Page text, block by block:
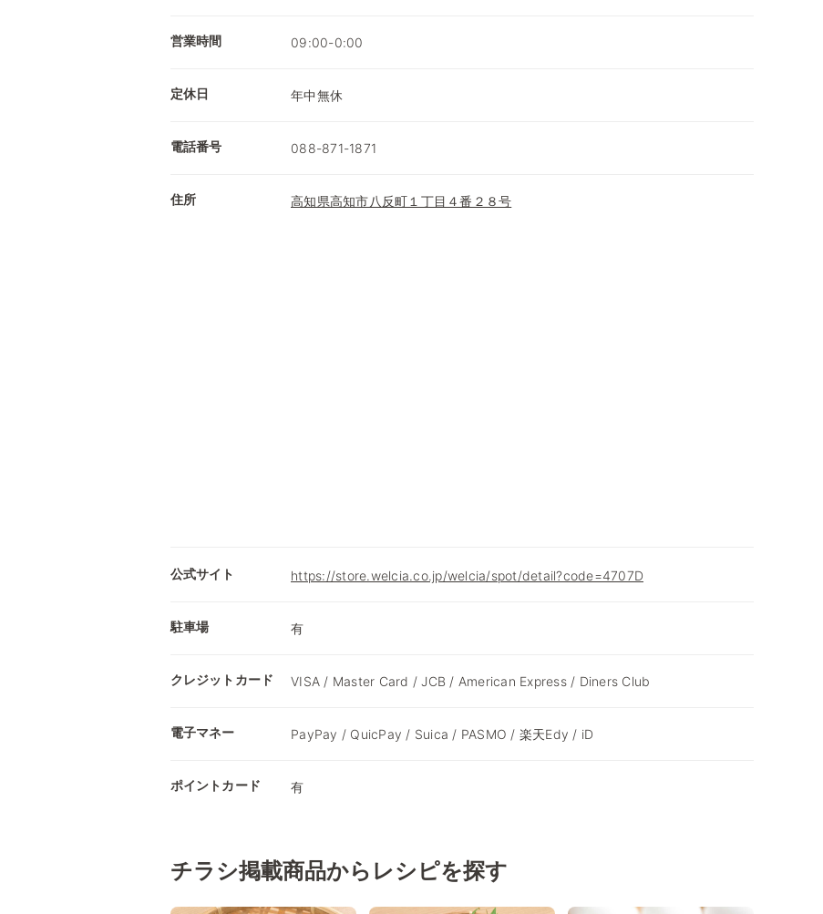
営業時間 09:00-0:00
定休日 年中無休
電話番号 088-871-1871
住所 高知県高知市八反町１丁目４番２８号
公式サイト https://store.welcia.co.jp/welcia/spot/detail?code=4707D
駐車場 有
クレジットカード VISA / Master Card / JCB / American Express / Diners Club
電子マネー PayPay / QuicPay / Suica / PASMO / 楽天Edy / iD
ポイントカード 有
チラシ掲載商品からレシピを探す